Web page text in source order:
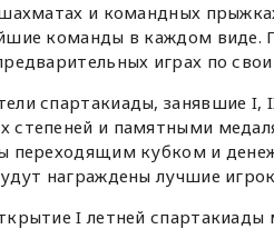
и командных
команды в каждом виде.
играх по
спартакиады, занявшие
степеней и памятными
переходящим кубком и
награждены лучшие
I летней